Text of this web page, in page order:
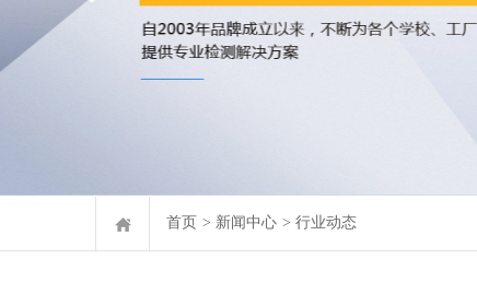
首页 > 新闻中心 > 行业动态